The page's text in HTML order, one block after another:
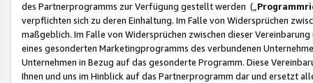
des Partnerprogramms zur Verfügung gestellt werden („
verpflichten sich zu deren Einhaltung. Im Falle von Widersprüchen
maßgeblich. Im Falle von Widersprüchen zwischen dieser
eines gesonderten Marketingprogramms des verbundenen
Unternehmen in Bezug auf das gesonderte Programm. Diese
Ihnen und uns im Hinblick auf das Partnerprogramm dar und ersetzt